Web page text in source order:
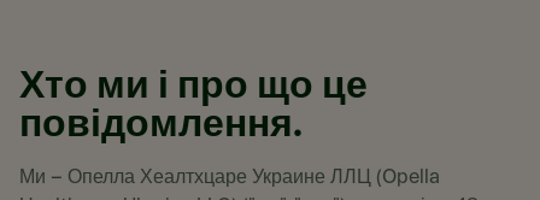
Хто ми і про що це
повідомлення.
Ми – Опелла Хеалтхцаре Украине ЛЛЦ (Opella